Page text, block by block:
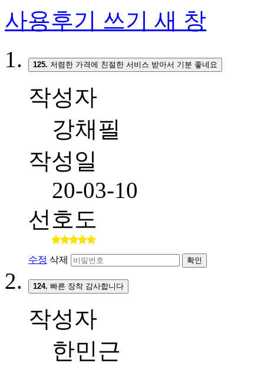
사용후기 쓰기 새 창
125. 저렴한 가격에 친절한 서비스 받아서 기분 좋네요
작성자
강채필
작성일
20-03-10
선호도
수정 삭제 확인
124. 빠른 장착 감사합니다
작성자
한민근